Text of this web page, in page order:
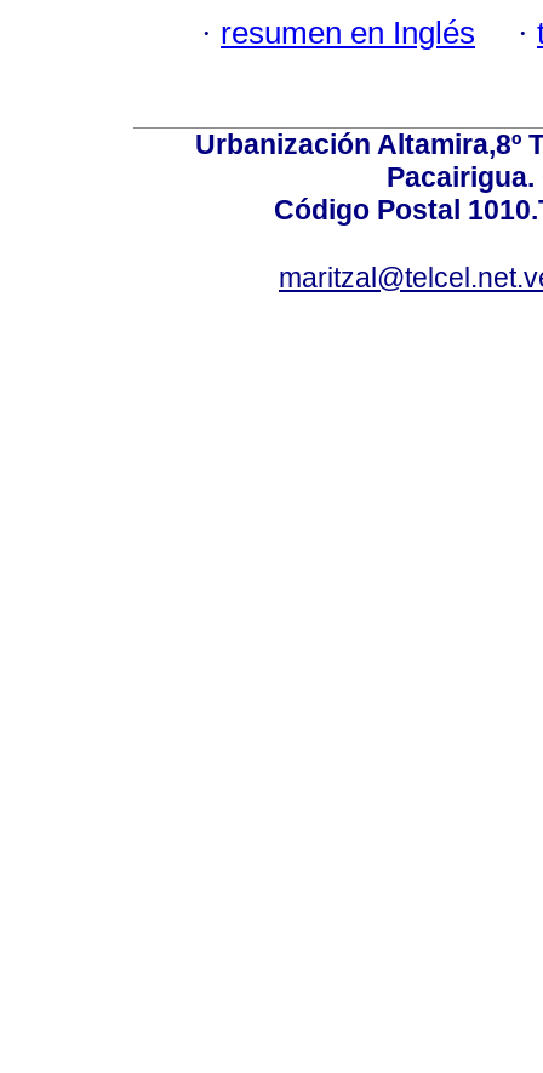
· resumen en Inglés ·
Urbanización Altamira,8º
Pacairigua.
Código Postal